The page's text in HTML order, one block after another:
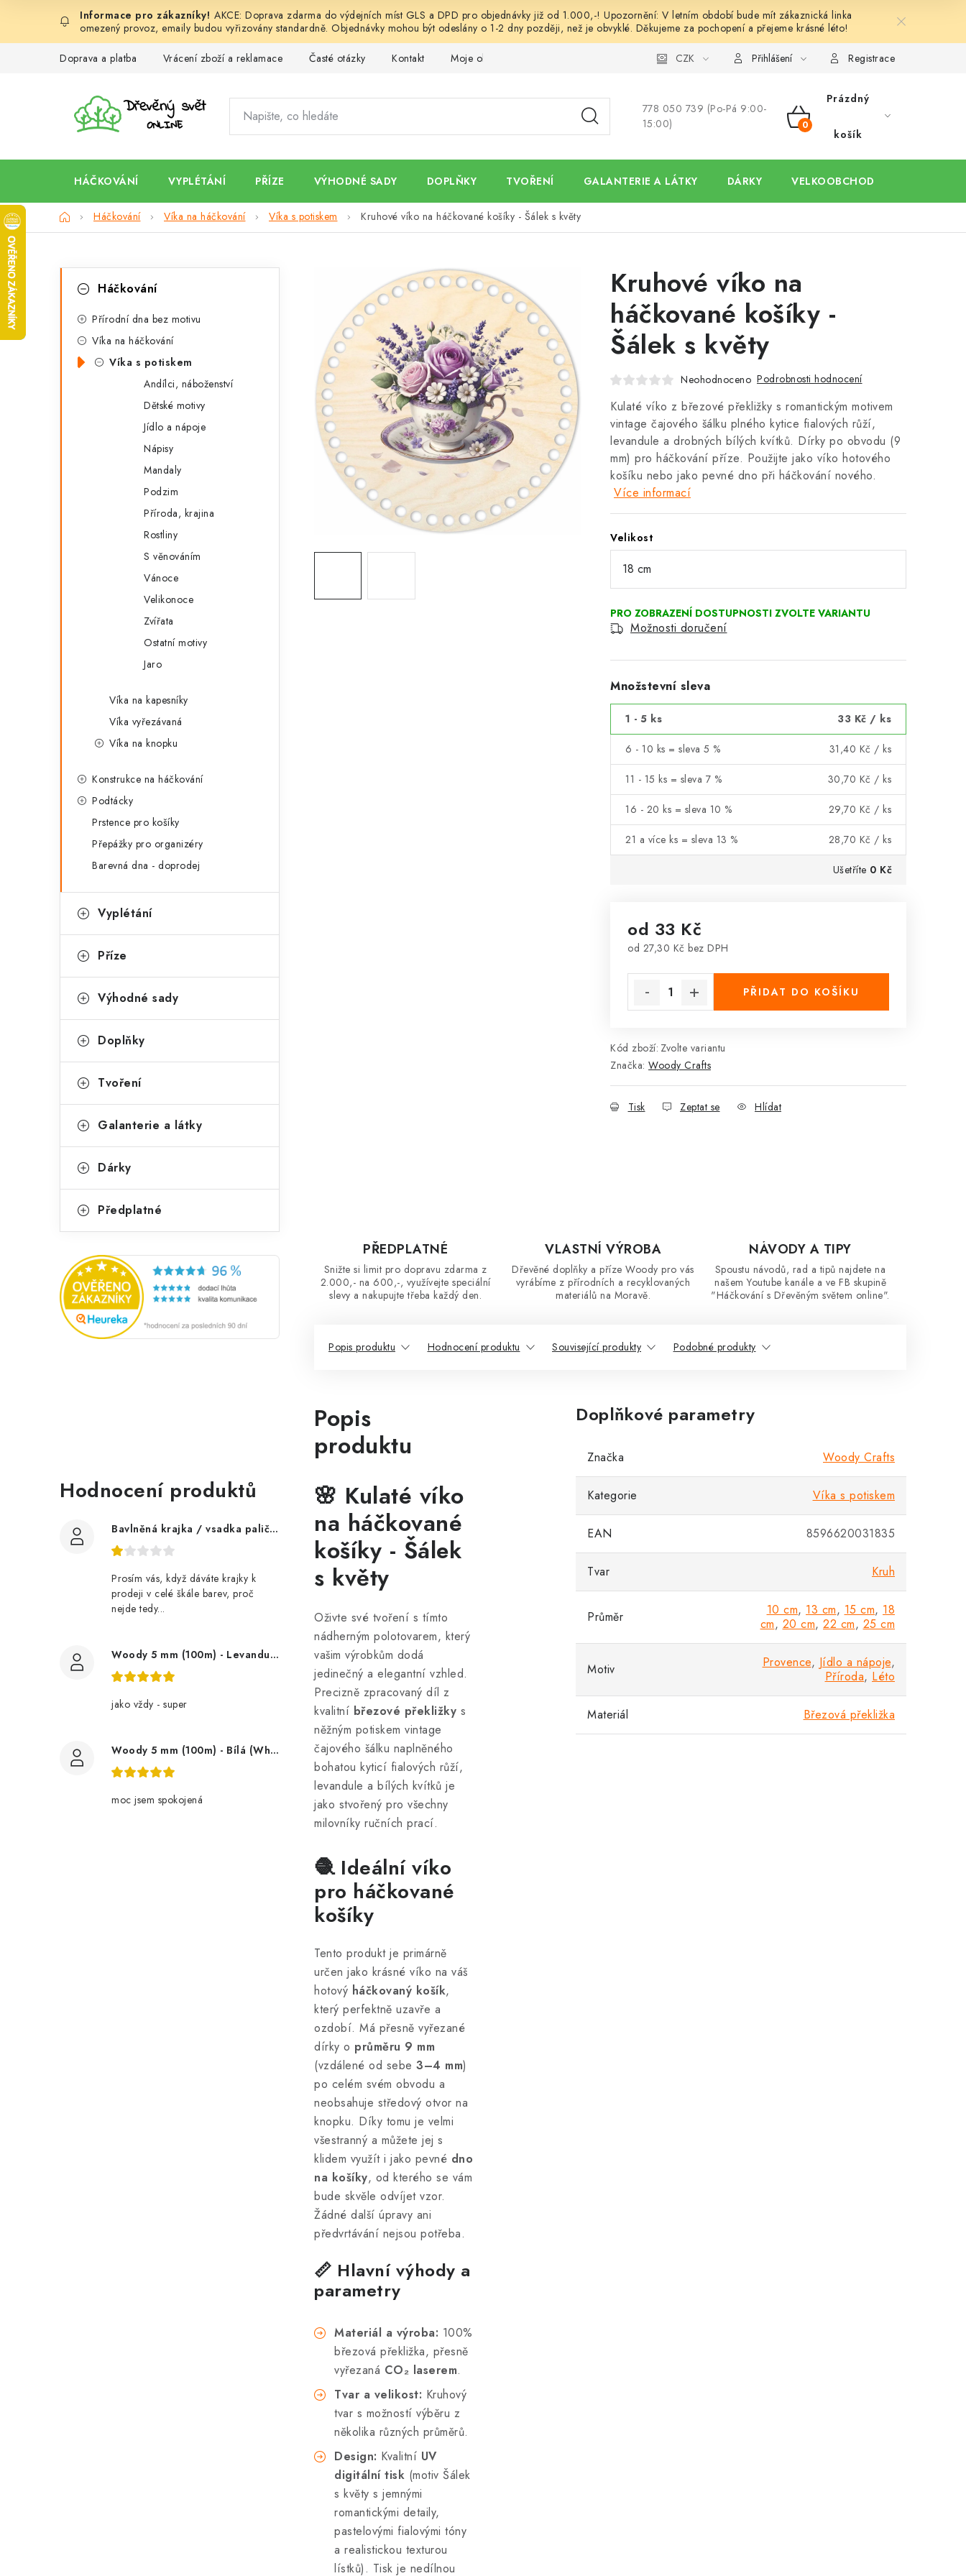
obsah
AKCE: Doprava zdarma do výdejních míst GLS a DPD pro objednávky již od 1.000,-! Upozornění: V letním období bude mít zákaznická linka
omezený provoz, emaily budou vyřizovány standardně. Objednávky mohou být odeslány o 1-2 dny později, než je obvyklé. Děkujeme za pochopení a přejeme krásné léto!
Doprava a platba Vrácení zboží a reklamace Časté otázky Kontakt Moje objednávka Ochrana osobních údajů Hodnocení obchodu
CZK Přihlášení Registrace
778 050 739 (Po-Pá 9:00-
15:00)
NÁKUPNÍ
Prázdný
košík
HÁČKOVÁNÍ VYPLÉTÁNÍ PŘÍZE VÝHODNÉ SADY DOPLŇKY TVOŘENÍ GALANTERIE A LÁTKY DÁRKY VELKOOBCHOD
DomůHáčkování Víka na háčkování Víka s potiskem Kruhové víko na háčkované košíky - Šálek s květy
kategorieHáčkování
Přírodní dna bez motivu
Víka na háčkování
Víka s potiskem
Andílci, náboženství
Dětské motivy
Jídlo a nápoje
Nápisy
Mandaly
Podzim
Příroda, krajina
Rostliny
S věnováním
Vánoce
Velikonoce
Zvířata
Ostatní motivy
Jaro
Víka na kapesníky
Víka vyřezávaná
Víka na knopku
Konstrukce na háčkování
Podtácky
Prstence pro košíky
Přepážky pro organizéry
Barevná dna - doprodej
Vyplétání
Příze
Výhodné sady
Doplňky
Tvoření
Galanterie a látky
Dárky
Předplatné
Hodnocení produktů
Bavlněná krajka / vsadka paličkovaná šíře 60 mm
Prosím vás, když dáváte krajky k
prodeji v celé škále barev, proč
nejde tedy...
Woody 5 mm (100m) - Levandule (Lavender)
jako vždy - super
Woody 5 mm (100m) - Bílá (White)
moc jsem spokojená
Kruhové víko na
háčkované košíky -
Šálek s květy
Neohodnoceno Podrobnosti hodnocení
Kulaté víko z březové překližky s romantickým motivem
vintage čajového šálku plného kytice fialových růží,
levandule a drobných bílých kvítků. Dírky po obvodu (9
mm) pro háčkování příze. Použijte jako víko hotového
košíku nebo jako pevné dno při háčkování nového.
Více informací
Velikost
Možnosti doručení
Množstevní sleva
1 - 5 ks 33 Kč / ks
6 - 10 ks = sleva 5 % 31,40 Kč / ks
11 - 15 ks = sleva 7 % 30,70 Kč / ks
16 - 20 ks = sleva 10 % 29,70 Kč / ks
21 a více ks = sleva 13 % 28,70 Kč / ks
Ušetříte 0 Kč
od 33 Kč
od 27,30 Kč bez DPH
PŘIDAT DO KOŠÍKU
Kód zboží: Zvolte variantu
Značka: Woody Crafts
Tisk Zeptat se Hlídat
PŘEDPLATNÉ
Snižte si limit pro dopravu zdarma z
2.000,- na 600,-, využívejte speciální
slevy a nakupujte třeba každý den.
VLASTNÍ VÝROBA
Dřevěné doplňky a příze Woody pro vás
vyrábíme z přírodních a recyklovaných
materiálů na Moravě.
NÁVODY A TIPY
Spoustu návodů, rad a tipů najdete na
našem Youtube kanále a ve FB skupině
"Háčkování s Dřevěným světem online".
Popis produktu Hodnocení produktu Související produkty Podobné produkty
Popis
produktu
🌸 Kulaté víko
na háčkované
košíky - Šálek
s květy
Oživte své tvoření s tímto
nádherným polotovarem, který
vašim výrobkům dodá
jedinečný a elegantní vzhled.
Precizně zpracovaný díl z
kvalitní březové překližky s
něžným potiskem vintage
čajového šálku naplněného
bohatou kyticí fialových růží,
levandule a bílých kvítků je
jako stvořený pro všechny
milovníky ručních prací.
🧶 Ideální víko
pro háčkované
košíky
Tento produkt je primárně
určen jako krásné víko na váš
hotový háčkovaný košík,
který perfektně uzavře a
ozdobí. Má přesně vyřezané
dírky o průměru 9 mm
(vzdálené od sebe 3–4 mm)
po celém svém obvodu a
neobsahuje středový otvor na
knopku. Díky tomu je velmi
všestranný a můžete jej s
klidem využít i jako pevné dno
na košíky, od kterého se vám
bude skvěle odvíjet vzor.
Žádné další úpravy ani
předvrtávání nejsou potřeba.
📏 Hlavní výhody a
parametry
Materiál a výroba: 100%
březová překližka, přesně
vyřezaná CO₂ laserem.
Tvar a velikost: Kruhový
tvar s možností výběru z
několika různých průměrů.
Design: Kvalitní UV
digitální tisk (motiv Šálek
s květy s jemnými
romantickými detaily,
pastelovými fialovými tóny
a realistickou texturou
lístků). Tisk je nedílnou
Doplňkové parametry
Značka Woody Crafts
Kategorie Víka s potiskem
EAN 8596620031835
Tvar Kruh
Průměr 10 cm, 13 cm, 15 cm, 18
cm, 20 cm, 22 cm, 25 cm
Motiv Provence, Jídlo a nápoje,
Příroda, Léto
Materiál Březová překližka